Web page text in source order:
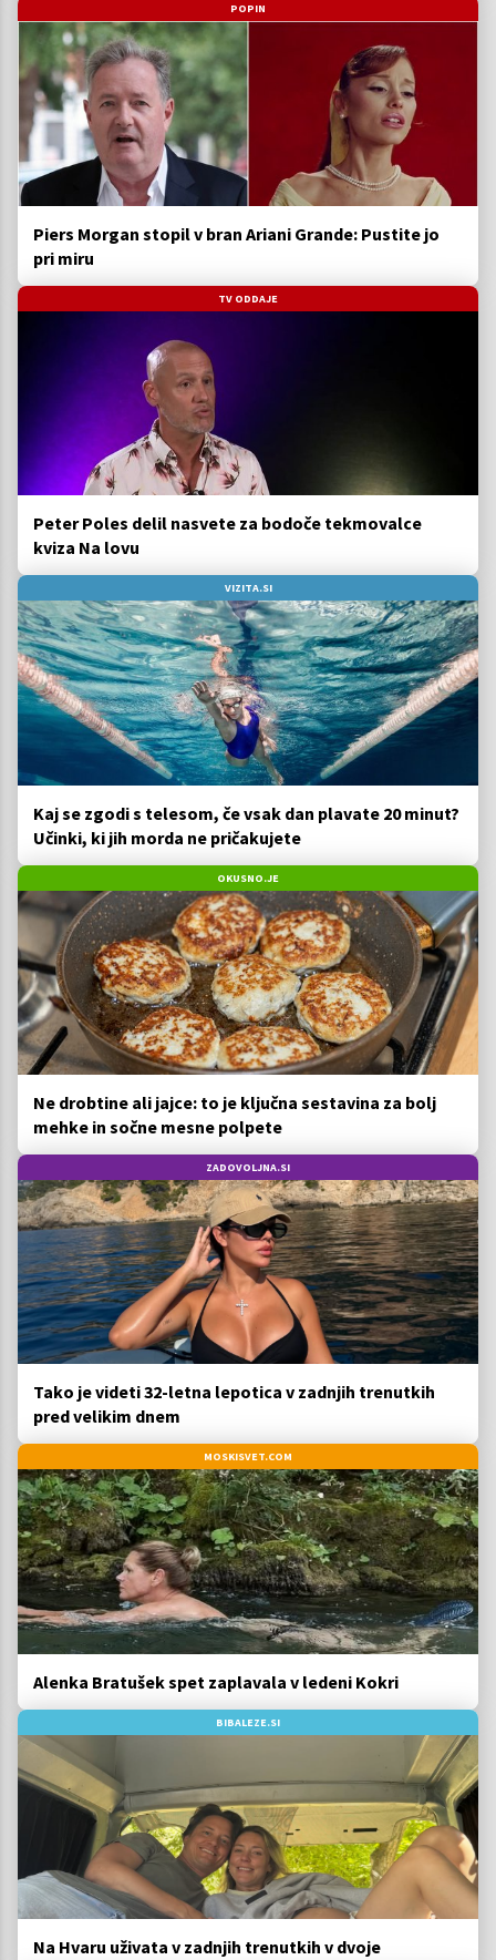
POPIN
Piers Morgan stopil v bran Ariani Grande: Pustite jo
pri miru
TV ODDAJE
Peter Poles delil nasvete za bodoče tekmovalce
kviza Na lovu
VIZITA.SI
Kaj se zgodi s telesom, če vsak dan plavate 20 minut?
Učinki, ki jih morda ne pričakujete
OKUSNO.JE
Ne drobtine ali jajce: to je ključna sestavina za bolj
mehke in sočne mesne polpete
ZADOVOLJNA.SI
Tako je videti 32-letna lepotica v zadnjih trenutkih
pred velikim dnem
MOSKISVET.COM
Alenka Bratušek spet zaplavala v ledeni Kokri
BIBALEZE.SI
Na Hvaru uživata v zadnjih trenutkih v dvoje